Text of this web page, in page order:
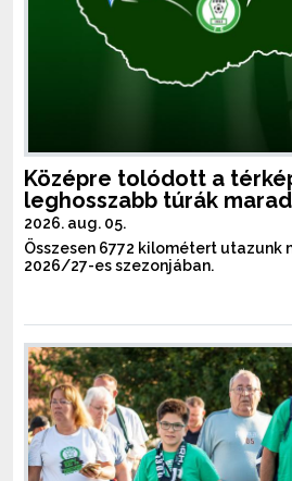
Középre tolódott a
leghosszabb túrák
2026. aug. 05.
Összesen 6772 kilométert utazunk
2026/27-es szezonjában.